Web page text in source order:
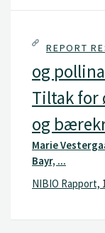
REPORT
og
Tiltak for
og
Marie
Bayr, ...
NIBIO Rapport,